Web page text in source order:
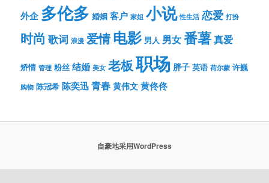
外企 多伦多 婚姻 客户 家姐 小说 性生活 恋爱 打扮
时尚 歌词 浪漫 爱情电影 男人 男女番薯真爱
矫情 管理 粉丝 结婚 美女 老板职场 胖子 英语 荷尔蒙 许巍
购物 陈冠希 陈奕迅 青春 黄伟文 黄佟佟
自豪地采用WordPress